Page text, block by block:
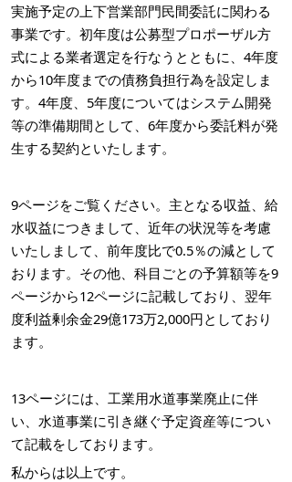
実施予定の上下営業部門民間委託に関わる
事業です。初年度は公募型プロポーザル方
式による業者選定を行なうとともに、4年度
から10年度までの債務負担行為を設定しま
す。4年度、5年度についてはシステム開発
等の準備期間として、6年度から委託料が発
生する契約といたします。
9ページをご覧ください。主となる収益、給
水収益につきまして、近年の状況等を考慮
いたしまして、前年度比で0.5％の減として
おります。その他、科目ごとの予算額等を9
ページから12ページに記載しており、翌年
度利益剰余金29億173万2,000円としており
ます。
13ページには、工業用水道事業廃止に伴
い、水道事業に引き継ぐ予定資産等につい
て記載をしております。
私からは以上です。